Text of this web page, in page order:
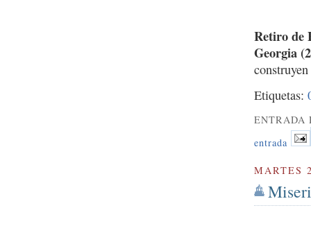
Retiro de
Georgia
Etiquetas:
ENTRADA
entrada
MARTES